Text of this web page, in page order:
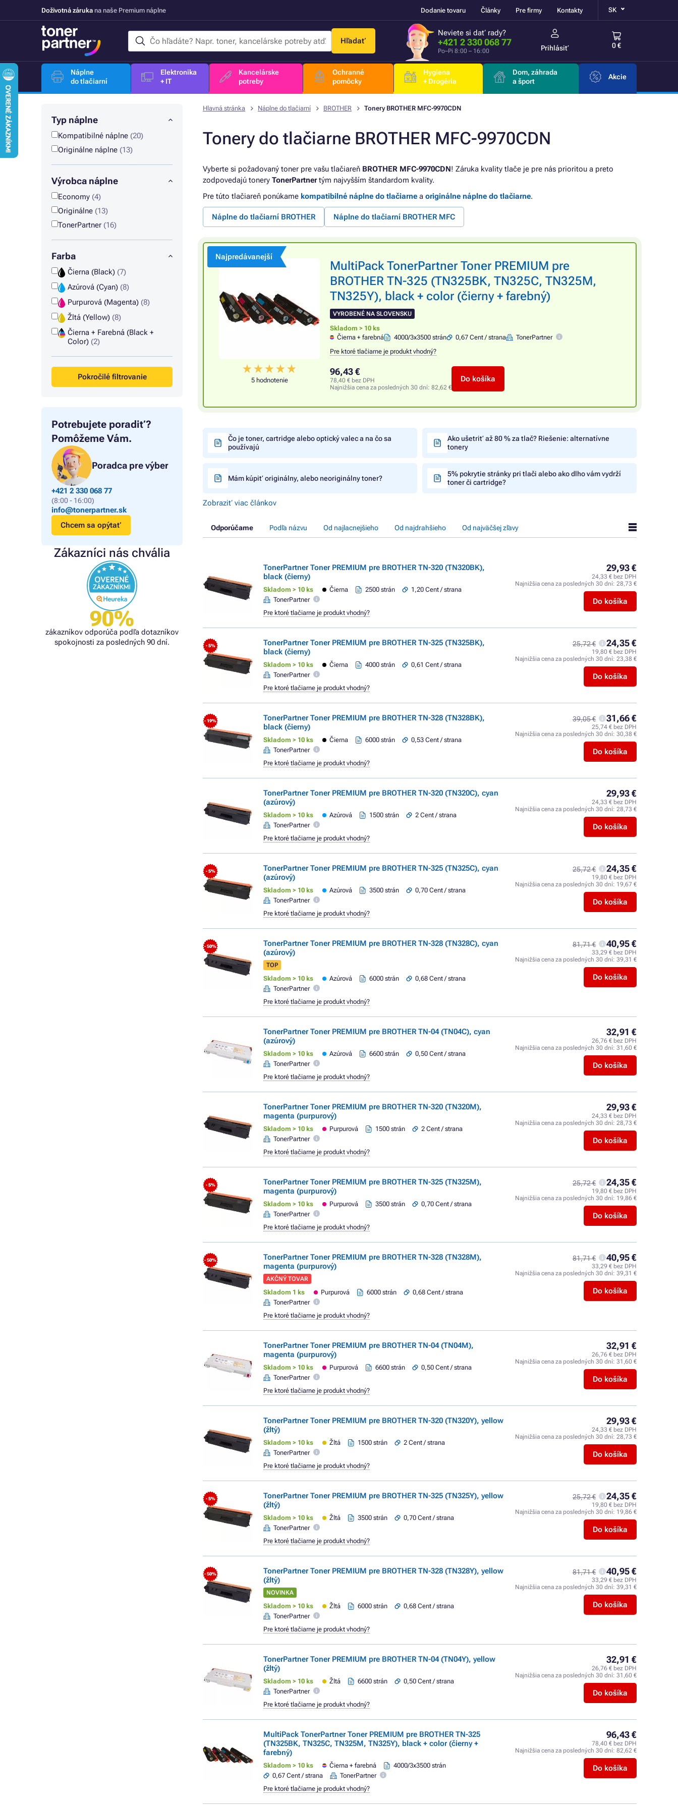
Doživotná záruka na naše Premium náplne Dodanie tovaru Články Pre firmy Kontakty SK
Hľadať
Neviete si dať rady?
+421 2 330 068 77
Po–Pi 8:00 – 16:00 Prihlásiť 0 €
Náplne
do tlačiarní
Elektronika
+ IT
Kancelárske
potreby
Ochranné
pomôcky
Hygiena
+ Drogéria
Dom, záhrada
a šport
Akcie
Typ náplne
Kompatibilné náplne (20)
Originálne náplne (13)
Výrobca náplne
Economy (4)
Originálne (13)
TonerPartner (16)
Farba
Čierna (Black) (7)
Azúrová (Cyan) (8)
Purpurová (Magenta) (8)
Žltá (Yellow) (8)
Čierna + Farebná (Black +
Color) (2)
Pokročilé filtrovanie
Potrebujete poradiť?
Pomôžeme Vám.
Poradca pre výber
+421 2 330 068 77
(8:00 - 16:00)
info@tonerpartner.sk
Chcem sa opýtať
Zákazníci nás chvália
90%
zákazníkov odporúča podľa dotazníkov
spokojnosti za posledných 90 dní.
Hlavná stránka Náplne do tlačiarní BROTHER Tonery BROTHER MFC-9970CDN
Tonery do tlačiarne BROTHER MFC-9970CDN
Vyberte si požadovaný toner pre vašu tlačiareň BROTHER MFC-9970CDN! Záruka kvality tlače je pre nás prioritou a preto
zodpovedajú tonery TonerPartnertým najvyšším štandardom kvality.
Pre túto tlačiareň ponúkame kompatibilné náplne do tlačiarne a originálne náplne do tlačiarne.
Náplne do tlačiarní BROTHER Náplne do tlačiarní BROTHER MFC
Najpredávanejší
5 hodnotenie
MultiPack TonerPartner Toner PREMIUM pre
BROTHER TN-325 (TN325BK, TN325C, TN325M,
TN325Y), black + color (čierny + farebný)
VYROBENÉ NA SLOVENSKU
Skladom > 10 ks
Čierna + farebná
4000/3x3500 strán 0,67 Cent / strana
TonerPartner
Pre ktoré tlačiarne je produkt vhodný?
96,43 €
78,40 € bez DPH
Najnižšia cena za posledných 30 dní: 82,62 €
Do košíka
Čo je toner, cartridge alebo optický valec a na čo sa
používajú
Ako ušetriť až 80 % za tlač? Riešenie: alternatívne
tonery
Mám kúpiť originálny, alebo neoriginálny toner?
5% pokrytie stránky pri tlači alebo ako dlho vám vydrží
toner či cartridge?
Zobraziť viac článkov
Odporúčame Podľa názvu Od najlacnejšieho Od najdrahšieho Od najväčšej zľavy
TonerPartner Toner PREMIUM pre BROTHER TN-320 (TN320BK),
black (čierny)
Skladom > 10 ks Čierna 2500 strán
1,20 Cent / strana
TonerPartner
29,93 €
24,33 € bez DPH
Najnižšia cena za posledných 30 dní: 28,73 €
Do košíka
Pre ktoré tlačiarne je produkt vhodný?
- 5%
TonerPartner Toner PREMIUM pre BROTHER TN-325 (TN325BK),
black (čierny)
Skladom > 10 ks Čierna 4000 strán
0,61 Cent / strana
TonerPartner
25,72 € 24,35 €
19,80 € bez DPH
Najnižšia cena za posledných 30 dní: 23,38 €
Do košíka
Pre ktoré tlačiarne je produkt vhodný?
- 19%
TonerPartner Toner PREMIUM pre BROTHER TN-328 (TN328BK),
black (čierny)
Skladom > 10 ks Čierna 6000 strán
0,53 Cent / strana
TonerPartner
39,05 € 31,66 €
25,74 € bez DPH
Najnižšia cena za posledných 30 dní: 30,38 €
Do košíka
Pre ktoré tlačiarne je produkt vhodný?
TonerPartner Toner PREMIUM pre BROTHER TN-320 (TN320C), cyan
(azúrový)
Skladom > 10 ks Azúrová 1500 strán
2 Cent / strana
TonerPartner
29,93 €
24,33 € bez DPH
Najnižšia cena za posledných 30 dní: 28,73 €
Do košíka
Pre ktoré tlačiarne je produkt vhodný?
- 5%
TonerPartner Toner PREMIUM pre BROTHER TN-325 (TN325C), cyan
(azúrový)
Skladom > 10 ks Azúrová 3500 strán
0,70 Cent / strana
TonerPartner
25,72 € 24,35 €
19,80 € bez DPH
Najnižšia cena za posledných 30 dní: 19,67 €
Do košíka
Pre ktoré tlačiarne je produkt vhodný?
- 50%
TonerPartner Toner PREMIUM pre BROTHER TN-328 (TN328C), cyan
(azúrový)
TOP
Skladom > 10 ks Azúrová 6000 strán
0,68 Cent / strana
TonerPartner
81,71 € 40,95 €
33,29 € bez DPH
Najnižšia cena za posledných 30 dní: 39,31 €
Do košíka
Pre ktoré tlačiarne je produkt vhodný?
TonerPartner Toner PREMIUM pre BROTHER TN-04 (TN04C), cyan
(azúrový)
Skladom > 10 ks Azúrová 6600 strán
0,50 Cent / strana
TonerPartner
32,91 €
26,76 € bez DPH
Najnižšia cena za posledných 30 dní: 31,60 €
Do košíka
Pre ktoré tlačiarne je produkt vhodný?
TonerPartner Toner PREMIUM pre BROTHER TN-320 (TN320M),
magenta (purpurový)
Skladom > 10 ks Purpurová 1500 strán
2 Cent / strana
TonerPartner
29,93 €
24,33 € bez DPH
Najnižšia cena za posledných 30 dní: 28,73 €
Do košíka
Pre ktoré tlačiarne je produkt vhodný?
- 5%
TonerPartner Toner PREMIUM pre BROTHER TN-325 (TN325M),
magenta (purpurový)
Skladom > 10 ks Purpurová 3500 strán
0,70 Cent / strana
TonerPartner
25,72 € 24,35 €
19,80 € bez DPH
Najnižšia cena za posledných 30 dní: 19,86 €
Do košíka
Pre ktoré tlačiarne je produkt vhodný?
- 50%
TonerPartner Toner PREMIUM pre BROTHER TN-328 (TN328M),
magenta (purpurový)
AKČNÝ TOVAR
Skladom 1 ks Purpurová 6000 strán
0,68 Cent / strana
TonerPartner
81,71 € 40,95 €
33,29 € bez DPH
Najnižšia cena za posledných 30 dní: 39,31 €
Do košíka
Pre ktoré tlačiarne je produkt vhodný?
TonerPartner Toner PREMIUM pre BROTHER TN-04 (TN04M),
magenta (purpurový)
Skladom > 10 ks Purpurová 6600 strán
0,50 Cent / strana
TonerPartner
32,91 €
26,76 € bez DPH
Najnižšia cena za posledných 30 dní: 31,60 €
Do košíka
Pre ktoré tlačiarne je produkt vhodný?
TonerPartner Toner PREMIUM pre BROTHER TN-320 (TN320Y), yellow
(žltý)
Skladom > 10 ks Žltá 1500 strán
2 Cent / strana
TonerPartner
29,93 €
24,33 € bez DPH
Najnižšia cena za posledných 30 dní: 28,73 €
Do košíka
Pre ktoré tlačiarne je produkt vhodný?
- 5%
TonerPartner Toner PREMIUM pre BROTHER TN-325 (TN325Y), yellow
(žltý)
Skladom > 10 ks Žltá 3500 strán
0,70 Cent / strana
TonerPartner
25,72 € 24,35 €
19,80 € bez DPH
Najnižšia cena za posledných 30 dní: 19,86 €
Do košíka
Pre ktoré tlačiarne je produkt vhodný?
- 50%
TonerPartner Toner PREMIUM pre BROTHER TN-328 (TN328Y), yellow
(žltý)
NOVINKA
Skladom > 10 ks Žltá 6000 strán
0,68 Cent / strana
TonerPartner
81,71 € 40,95 €
33,29 € bez DPH
Najnižšia cena za posledných 30 dní: 39,31 €
Do košíka
Pre ktoré tlačiarne je produkt vhodný?
TonerPartner Toner PREMIUM pre BROTHER TN-04 (TN04Y), yellow
(žltý)
Skladom > 10 ks Žltá 6600 strán
0,50 Cent / strana
TonerPartner
32,91 €
26,76 € bez DPH
Najnižšia cena za posledných 30 dní: 31,60 €
Do košíka
Pre ktoré tlačiarne je produkt vhodný?
MultiPack TonerPartner Toner PREMIUM pre BROTHER TN-325
(TN325BK, TN325C, TN325M, TN325Y), black + color (čierny +
farebný)
Skladom > 10 ks Čierna + farebná
4000/3x3500 strán
0,67 Cent / strana
TonerPartner
96,43 €
78,40 € bez DPH
Najnižšia cena za posledných 30 dní: 82,62 €
Do košíka
Pre ktoré tlačiarne je produkt vhodný?